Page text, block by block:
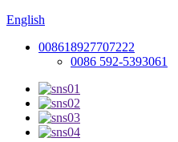
English
008618927707222
0086 592-5393061